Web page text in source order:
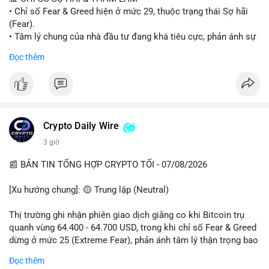
#vlikevn
• Chỉ số Fear & Greed hiện ở mức 29, thuộc trạng thái Sợ hãi
(Fear).
• Tâm lý chung của nhà đầu tư đang khá tiêu cực, phản ánh sự
• CoinGecko Trending: Plume (PLUME), Cash Cat (CASHCAT),
• LunarCrush Trending: Ethereum, Solana, Dogecoin, Polkadot,
Chainlink.
Viettel) và các từ khóa đời sống khác đang chiếm ưu thế.
💬 DÒNG CHẢY TIN TỨC & TRUYỀN THÔNG
năm tù đối với Sam Bankman-Fried (FTX).
• Tin tức vĩ mô: Cảnh báo về tình trạng stagflation (lạm phát
đình trệ) từ dữ liệu PMI của Mỹ; thu nhập của người Mỹ đang
• Tin tức Binance: Binance chuẩn bị nâng cấp dịch vụ giao dịch
Đọc thêm
Crypto Daily Wire
3 giờ
📰 BẢN TIN TỔNG HỢP CRYPTO TỐI - 07/08/2026
[Xu hướng chung]: 🟡 Trung lập (Neutral)
Thị trường ghi nhận phiên giao dịch giằng co khi Bitcoin trụ
quanh vùng 64.400 - 64.700 USD, trong khi chỉ số Fear & Greed
dừng ở mức 25 (Extreme Fear), phản ánh tâm lý thận trọng bao
Đọc thêm